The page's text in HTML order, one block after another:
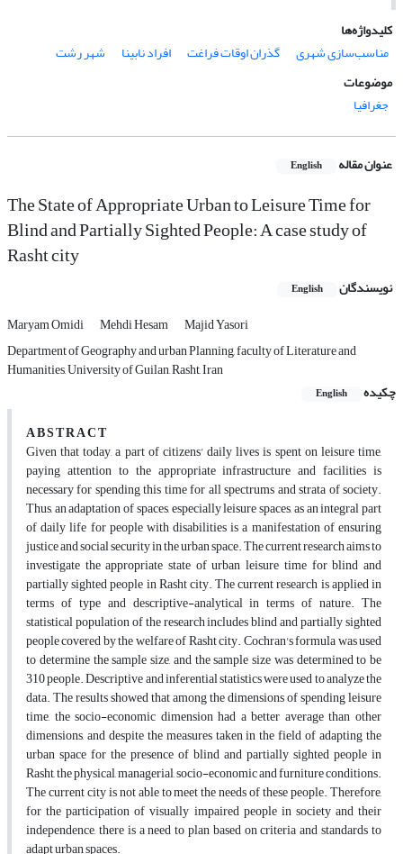
کلیدواژه‌ها
مناسب‌سازی شهری
گذران اوقات فراغت افراد نابینا
شهر رشت
موضوعات
جغرافیا
عنوان مقاله English
The State of Appropriate Urban to Leisure Time for
Blind and Partially Sighted People: A case study of
Rasht city
نویسندگان English
Maryam Omidi Mehdi Hesam
Majid Yasori
Department of Geography and urban Planning, faculty of Literature and
Humanities, University of Guilan, Rasht, Iran
چکیده
English
A B S T R A C T
Given that today, a part of citizens' daily lives is spent on leisure time,
paying attention to the appropriate infrastructure and facilities is
necessary for spending this time for all spectrums and strata of society.
Thus, an adaptation of spaces, especially leisure spaces, as an integral part
of daily life for people with disabilities is a manifestation of ensuring
justice and social security in the urban space. The current research aims to
investigate the appropriate state of urban leisure time for blind and
partially sighted people in Rasht city. The current research is applied in
terms of type and descriptive-analytical in terms of nature. The
statistical population of the research includes blind and partially sighted
people covered by the welfare of Rasht city. Cochran's formula was used
to determine the sample size, and the sample size was determined to be
310 people. Descriptive and inferential statistics were used to analyze the
data. The results showed that among the dimensions of spending leisure
time, the socio-economic dimension had a better average than other
dimensions, and despite the measures taken in the field of adapting the
urban space for the presence of blind and partially sighted people in
Rasht, the physical, managerial, socio-economic and furniture conditions.
The current city is not able to meet the needs of these people. Therefore,
for the participation of visually impaired people in society and their
independence, there is a need to plan based on criteria and standards to